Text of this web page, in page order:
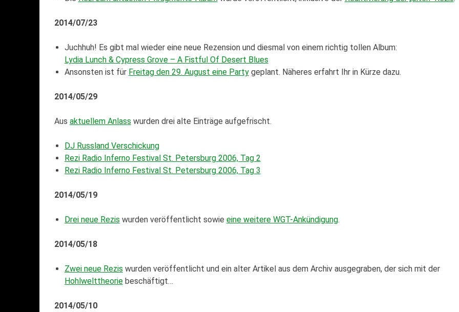
2014/07/23
Juchhuh! Es gibt mal wieder eine neue Rezension und diesmal von einem richtig tollen Album:
Lydia Lunch & Cypress Grove – A Fistful Of Desert Blues
Ansonsten ist für Freitag den 29. August eine Partygeplant. Näheres erfahrt Ihr in Kürze dazu.
2014/05/29
Aus aktuellem Anlass wurden drei alte Einträge aufgefrischt.
DJ Russland Verschickung
Rezi Radio Inferno Festival St. Petersburg 2006, Tag 2
Rezi Radio Inferno Festival St. Petersburg 2006, Tag 3
2014/05/19
Drei neue Rezis wurden veröffentlicht sowie eine weitere WGT-Ankündigung.
2014/05/18
Zwei neue Rezis wurden veröffentlicht und ein alter Artikel aus dem Archiv ausgegraben, der sich mit der
Hohlwelttheoriebeschäftigt…
2014/05/10